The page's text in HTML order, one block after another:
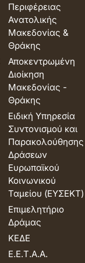
Περιφέρειας
Ανατολικής
Μακεδονίας &
Θράκης
Αποκεντρωμένη
Διοίκηση
Μακεδονίας -
Θράκης
Ειδική Υπηρεσία
Συντονισμού και
Παρακολούθησης
Δράσεων
Ευρωπαϊκού
Κοινωνικού
Ταμείου (ΕΥΣΕΚΤ)
Επιμελητήριο
Δράμας
ΚΕΔΕ
Ε.Ε.Τ.Α.Α.